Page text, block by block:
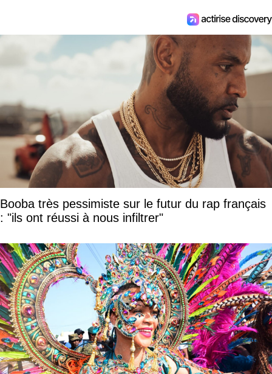
Booba très pessimiste sur le futur du rap français
: "ils ont réussi à nous infiltrer"